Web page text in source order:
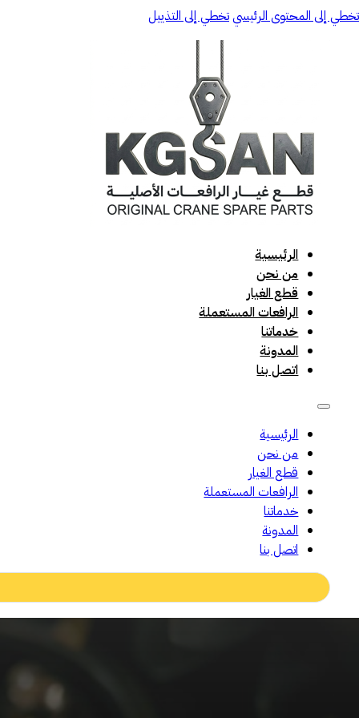
تخطي إلى المحتوى الرئيسيتخطي إلى التذييل
الرئيسية
من نحن
قطع الغيار
الرافعات المستعملة
خدماتنا
المدونة
اتصل بنا
الرئيسية
من نحن
قطع الغيار
الرافعات المستعملة
خدماتنا
المدونة
اتصل بنا
Search
...